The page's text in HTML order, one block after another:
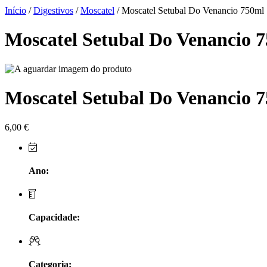
Lavradores da Feitoria - Douro
Início /Digestivos /Moscatel / Moscatel Setubal Do Venancio 750ml
Moscatel Setubal Do Venancio
Moscatel Setubal Do Venancio
6,00 €
Ano:
Capacidade:
Categoria: